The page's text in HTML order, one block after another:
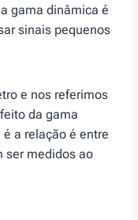
gama dinâmica é
sinais pequenos
e nos referimos
da gama
a relação é entre
ser medidos ao